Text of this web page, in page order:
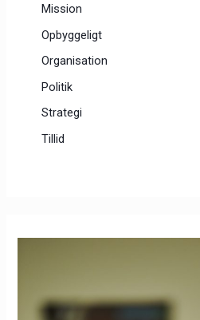
Mission
Opbyggeligt
Organisation
Politik
Strategi
Tillid